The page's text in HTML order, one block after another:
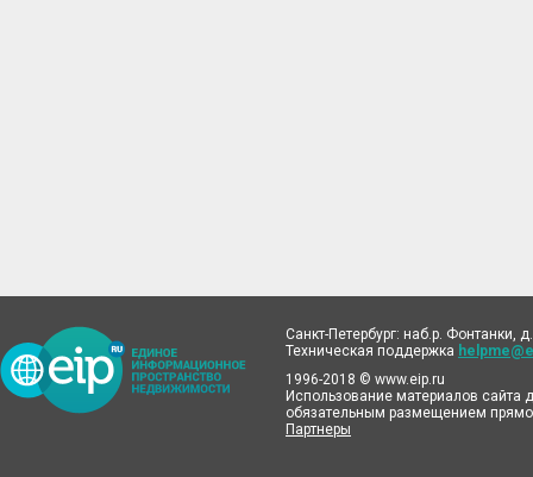
Санкт-Петербург: наб.р. Фонтанки,
Техническая поддержка
1996-2018 © www.eip.ru
Использование материалов сайта
обязательным размещением
Партнеры